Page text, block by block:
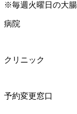
※毎週火曜日の大腸
病院
クリニック
予約変更窓口